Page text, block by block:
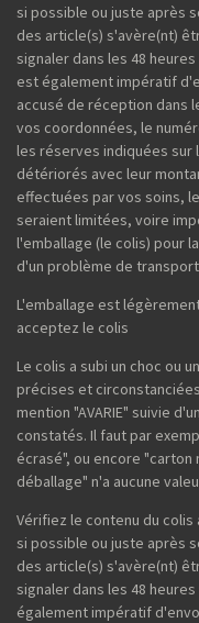
si possible ou juste après
des article(s) s'avère(nt)
signaler dans les 48
est également impératif
accusé de réception dans
vos coordonnées, le
les réserves indiquées sur
détériorés avec leur
effectuées par vos soins,
seraient limitées, voire
l'emballage (le colis) pour
d'un problème de
L'emballage est
acceptez le colis
Le colis a subi un choc ou
précises et
mention "AVARIE" suivie
constatés. Il faut par
écrasé", ou encore "carton
déballage" n'a aucune
Vérifiez le contenu du
si possible ou juste après
des article(s) s'avère(nt)
signaler dans les 48
également impératif